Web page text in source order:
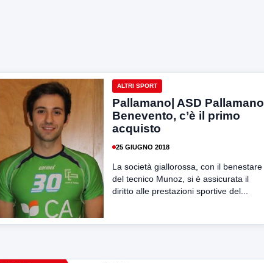
ALTRI SPORT
Pallamano| ASD Pallamano
Benevento, c’è il primo
acquisto
25 GIUGNO 2018
La società giallorossa, con il benestare
del tecnico Munoz, si è assicurata il
diritto alle prestazioni sportive del...